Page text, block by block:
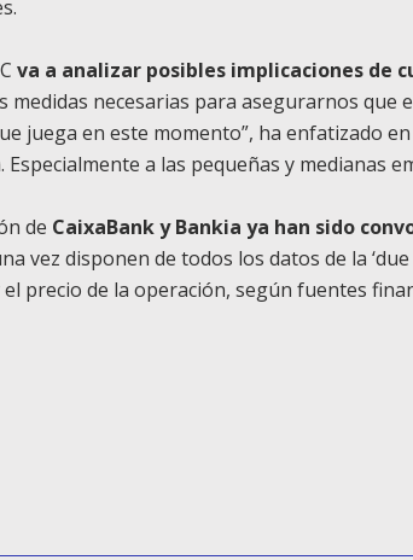
va a analizar posibles implicaciones de
medidas necesarias para asegurarnos que
juega en este momento”, ha enfatizado
a las pequeñas y medianas
de CaixaBank y Bankia ya han sido
vez disponen de todos los datos de la
precio de la operación, según fuentes